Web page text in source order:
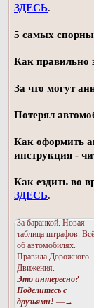
ЗДЕСЬ.
5 самых
Как правильно
За что могут
Потерял
Как оформить
инструкция -
Как ездить во
ЗДЕСЬ.
За баранкой. Новая
таблица штрафов. Всё
об автомобилях.
Правила Дорожного
Движения.
Это интересно?
Поделитесь с
друзьями! —→